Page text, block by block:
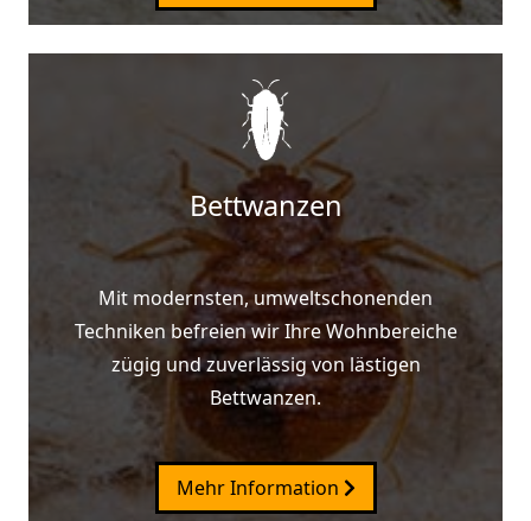
Bettwanzen
Mit modernsten, umweltschonenden
Techniken befreien wir Ihre Wohnbereiche
zügig und zuverlässig von lästigen
Bettwanzen.
Mehr Information